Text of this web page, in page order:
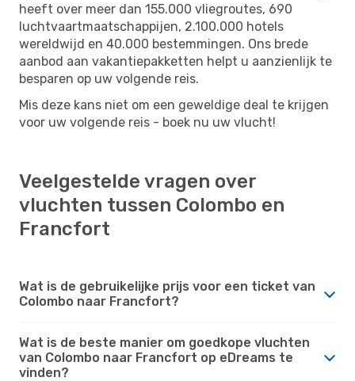
heeft over meer dan 155.000 vliegroutes, 690
luchtvaartmaatschappijen, 2.100.000 hotels
wereldwijd en 40.000 bestemmingen. Ons brede
aanbod aan vakantiepakketten helpt u aanzienlijk te
besparen op uw volgende reis.
Mis deze kans niet om een ​​geweldige deal te krijgen
voor uw volgende reis - boek nu uw vlucht!
Veelgestelde vragen over
vluchten tussen Colombo en
Francfort
Wat is de gebruikelijke prijs voor een ticket van
Colombo naar Francfort?
Wat is de beste manier om goedkope vluchten
van Colombo naar Francfort op eDreams te
vinden?